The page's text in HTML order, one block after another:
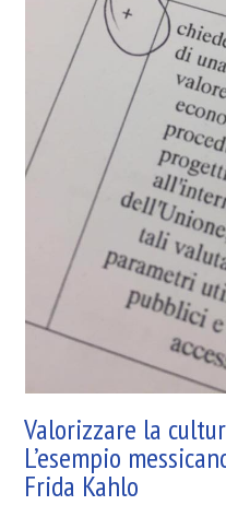
Valorizzare la
L’esempio
Frida Kahlo